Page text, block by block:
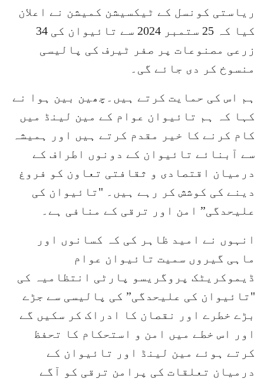
ریاستی کونسل کے ٹیکسیشن کمیشن نے اعلان
کیا کہ 25 ستمبر 2024 سے تائیوان کی 34
زرعی مصنوعات پر صفر ٹیرف کی پالیسی
منسوخ کر دی جائے گی۔
ہم اس کی حمایت کرتے ہیں۔چھین بین ہوا نے
کہا کہ ہم تائیوان عوام کے مین لینڈ میں
کام کرنے کا خیر مقدم کرتے ہیں اور ہمیشہ
سے آبنائے تائیوان کے دونوں اطراف کے
درمیان اقتصادی و ثقافتی تعاون کو فروغ
دینے کی کوشش کر رہے ہیں۔ "تائیوان کی
علیحدگی” امن اور ترقی کے منافی ہے۔
انہوں نے امید ظاہر کی کہ کسانوں اور
ماہی گیروں سمیت تائیوان عوام
ڈیموکریٹک پروگریسو پارٹی انتظامیہ کی
"تائیوان کی علیحدگی” کی پالیسی سے جڑے
بڑے خطرے اور نقصان کا ادراک کر سکیں گے
اور اس خطے میں امن و استحکام کا تحفظ
کرتے ہوئے مین لینڈ اور تائیوان کے
درمیان تعلقات کی پرامن ترقی کو آگے